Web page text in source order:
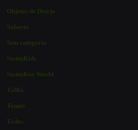
Objetos de Desejo
Sabores
Sem categoria
StatusKids
StatusKor World
TalKs
Tennis
Todos